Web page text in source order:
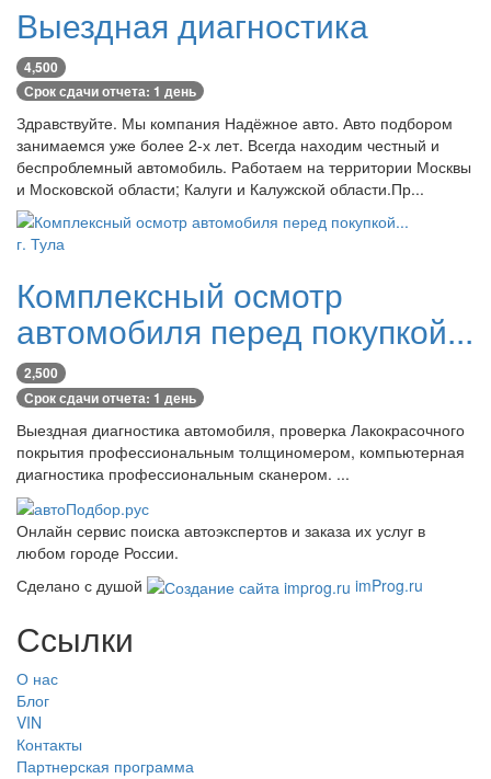
Выездная диагностика
4,500
Срок сдачи отчета: 1 день
Здравствуйте. Мы компания Надёжное авто. Авто подбором
занимаемся уже более 2-х лет. Всегда находим честный и
беспроблемный автомобиль. Работаем на территории Москвы
и Московской области; Калуги и Калужской области.Пр...
г. Тула
Комплексный осмотр
автомобиля перед покупкой...
2,500
Срок сдачи отчета: 1 день
Выездная диагностика автомобиля, проверка Лакокрасочного
покрытия профессиональным толщиномером, компьютерная
диагностика профессиональным сканером. ...
Онлайн сервис поиска автоэкспертов и заказа их услуг в
любом городе России.
Сделано с душой
imProg.ru
Ссылки
О нас
Блог
VIN
Контакты
Партнерская программа